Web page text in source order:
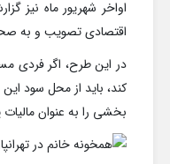
اواخر شهریور ماه نیز
اقتصادی تصویب و به
در این طرح، اگر فردی
کند، باید از محل سود
بخشی را به عنوان